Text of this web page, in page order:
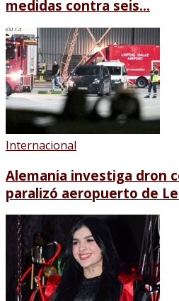
medidas contra seis...
Internacional
Alemania investiga dron
paralizó aeropuerto de